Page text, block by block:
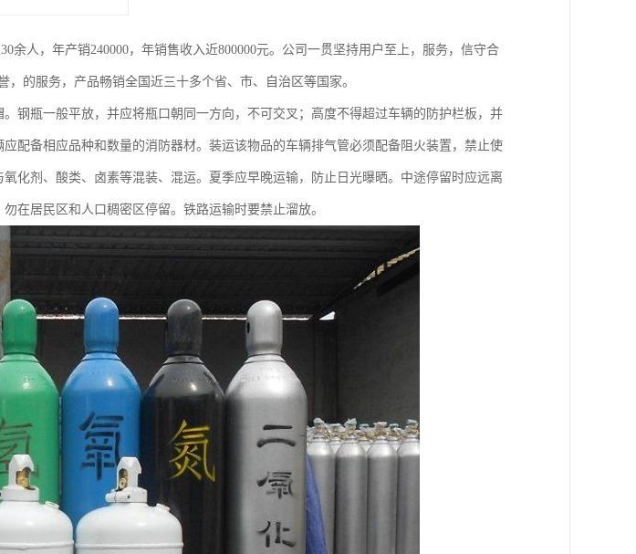
余人，年产销240000，年销售收入近800000元。公司一贯坚持用户至上，服务，信守合
，的服务，产品畅销全国近三十多个省、市、自治区等国家。
钢瓶一般平放，并应将瓶口朝同一方向，不可交叉；高度不得超过车辆的防护栏板，并
配备相应品种和数量的消防器材。装运该物品的车辆排气管必须配备阻火装置，禁止使
化剂、酸类、卤素等混装、混运。夏季应早晚运输，防止日光曝晒。中途停留时应远离
在居民区和人口稠密区停留。铁路运输时要禁止溜放。